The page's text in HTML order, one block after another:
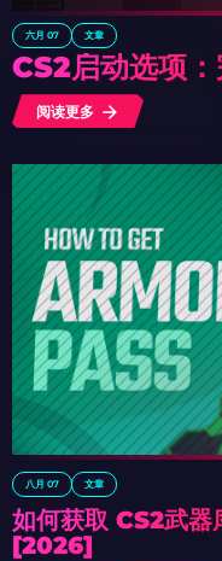
六月 07 文章
CS2启动选项
阅读更多
八月 07 文章
如何获取 CS2武器
[2026]